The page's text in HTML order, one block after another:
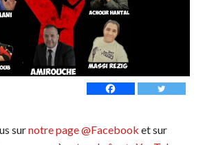
surnotre page @Facebook et sur